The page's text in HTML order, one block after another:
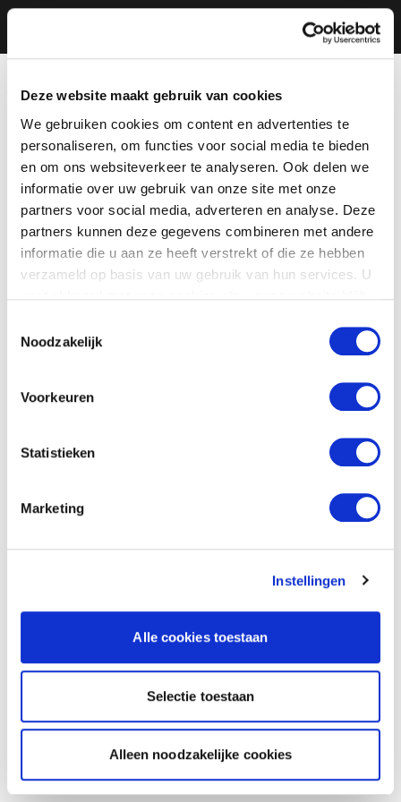
Deze website maakt gebruik van cookies
We gebruiken cookies om content en advertenties te
personaliseren, om functies voor social media te bieden
en om ons websiteverkeer te analyseren. Ook delen we
informatie over uw gebruik van onze site met onze
partners voor social media, adverteren en analyse. Deze
partners kunnen deze gegevens combineren met andere
informatie die u aan ze heeft verstrekt of die ze hebben
verzameld op basis van uw gebruik van hun services. U
Noodzakelijk
Voorkeuren
Statistieken
Marketing
Instellingen
Alle cookies toestaan
Selectie toestaan
Alleen noodzakelijke cookies